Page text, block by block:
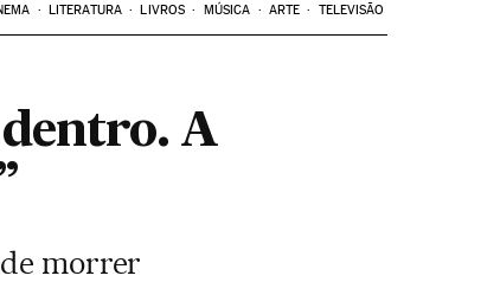
LITERATURA LIVROS MÚSICA ARTE TELEVISÃO
A
morrer